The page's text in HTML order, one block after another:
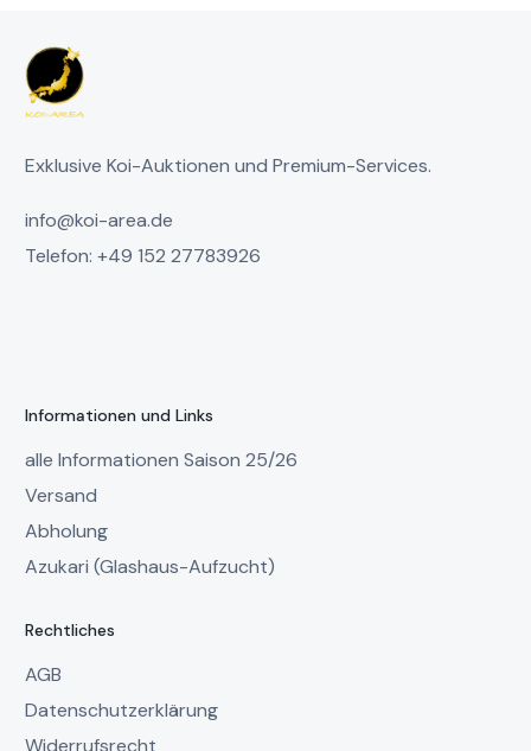
Exklusive Koi-Auktionen und Premium-Services.
info@koi-area.de
Telefon: +49 152 27783926
Informationen und Links
alle Informationen Saison 25/26
Versand
Abholung
Azukari (Glashaus-Aufzucht)
Rechtliches
AGB
Datenschutzerklärung